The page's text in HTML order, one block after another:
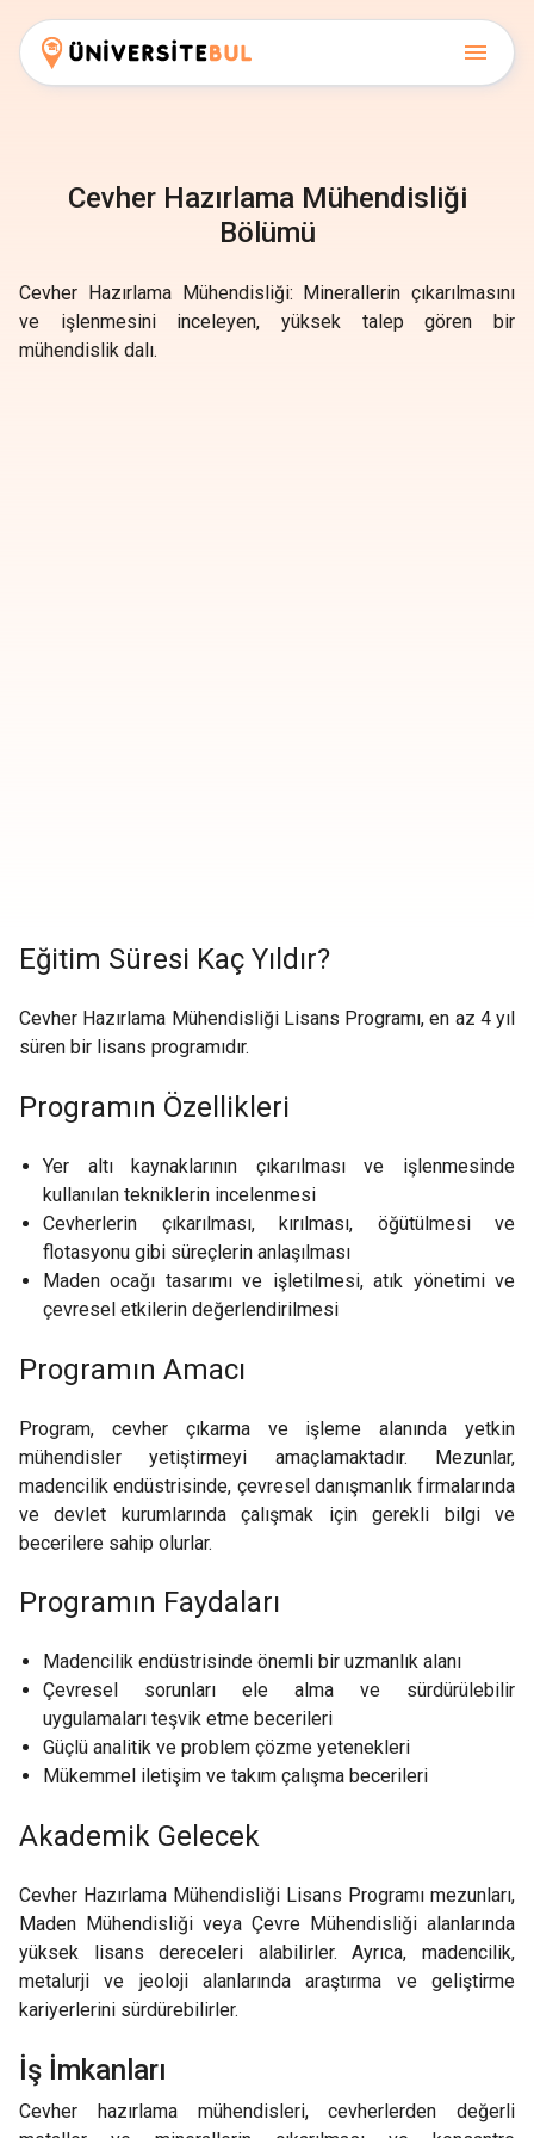
Cevher Hazırlama Mühendisliği
Bölümü
Cevher Hazırlama Mühendisliği: Minerallerin çıkarılmasını
ve işlenmesini inceleyen, yüksek talep gören bir
mühendislik dalı.
Eğitim Süresi Kaç Yıldır?
Cevher Hazırlama Mühendisliği Lisans Programı, en az 4 yıl
süren bir lisans programıdır.
Programın Özellikleri
Yer altı kaynaklarının çıkarılması ve işlenmesinde
kullanılan tekniklerin incelenmesi
Cevherlerin çıkarılması, kırılması, öğütülmesi ve
flotasyonu gibi süreçlerin anlaşılması
Maden ocağı tasarımı ve işletilmesi, atık yönetimi ve
çevresel etkilerin değerlendirilmesi
Programın Amacı
Program, cevher çıkarma ve işleme alanında yetkin
mühendisler yetiştirmeyi amaçlamaktadır. Mezunlar,
madencilik endüstrisinde, çevresel danışmanlık firmalarında
ve devlet kurumlarında çalışmak için gerekli bilgi ve
becerilere sahip olurlar.
Programın Faydaları
Madencilik endüstrisinde önemli bir uzmanlık alanı
Çevresel sorunları ele alma ve sürdürülebilir
uygulamaları teşvik etme becerileri
Güçlü analitik ve problem çözme yetenekleri
Mükemmel iletişim ve takım çalışma becerileri
Akademik Gelecek
Cevher Hazırlama Mühendisliği Lisans Programı mezunları,
Maden Mühendisliği veya Çevre Mühendisliği alanlarında
yüksek lisans dereceleri alabilirler. Ayrıca, madencilik,
metalurji ve jeoloji alanlarında araştırma ve geliştirme
kariyerlerini sürdürebilirler.
İş İmkanları
Cevher hazırlama mühendisleri, cevherlerden değerli